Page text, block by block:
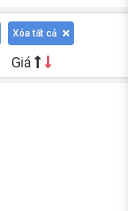
Xóa tất cả
Giá